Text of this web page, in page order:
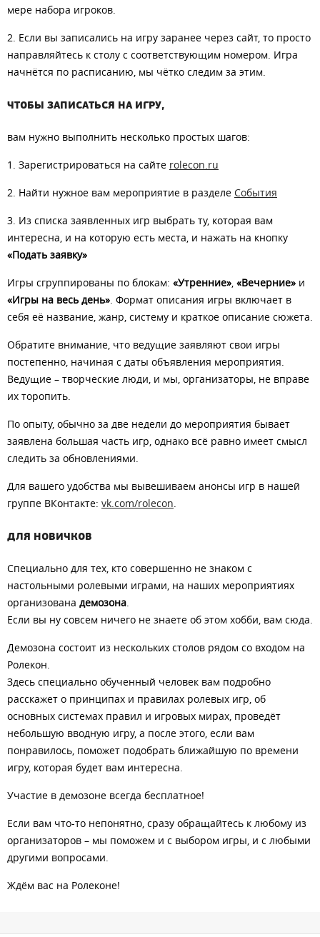
мере набора игроков.
2. Если вы записались на игру заранее через сайт, то просто
направляйтесь к столу с соответствующим номером. Игра
начнётся по расписанию, мы чётко следим за этим.
ЧТОБЫ ЗАПИСАТЬСЯ НА ИГРУ,
вам нужно выполнить несколько простых шагов:
1. Зарегистрироваться на сайте rolecon.ru
2. Найти нужное вам мероприятие в разделе События
3. Из списка заявленных игр выбрать ту, которая вам
интересна, и на которую есть места, и нажать на кнопку
«Подать заявку»
Игры сгруппированы по блокам: «Утренние» «Вечерние» и
«Игры на весь день» . Формат описания игры включает в
себя её название, жанр, систему и краткое описание сюжета.
Обратите внимание, что ведущие заявляют свои игры
постепенно, начиная с даты объявления мероприятия.
Ведущие – творческие люди, и мы, организаторы, не вправе
их торопить.
По опыту, обычно за две недели до мероприятия бывает
заявлена большая часть игр, однако всё равно имеет смысл
следить за обновлениями.
Для вашего удобства мы вывешиваем анонсы игр в нашей
группе ВКонтакте: vk.com/rolecon
ДЛЯ НОВИЧКОВ
Специально для тех, кто совершенно не знаком с
настольными ролевыми играми, на наших мероприятиях
организована демозона
Если вы ну совсем ничего не знаете об этом хобби, вам сюда.
Демозона состоит из нескольких столов рядом со входом на
Ролекон.
Здесь специально обученный человек вам подробно
расскажет о принципах и правилах ролевых игр, об
основных системах правил и игровых мирах, проведёт
небольшую вводную игру, а после этого, если вам
понравилось, поможет подобрать ближайшую по времени
игру, которая будет вам интересна.
Участие в демозоне всегда бесплатное!
Если вам что-то непонятно, сразу обращайтесь к любому из
организаторов – мы поможем и с выбором игры, и с любыми
другими вопросами.
Ждём вас на Ролеконе!